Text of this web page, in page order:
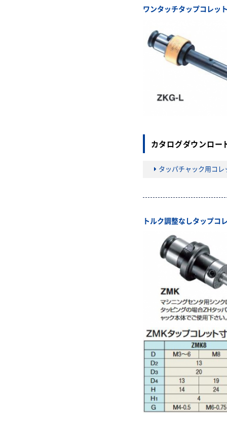
ワンタッチタップコレッ
カタログダウンロー
タッパチャック用コ
トルク調整なしタップコ